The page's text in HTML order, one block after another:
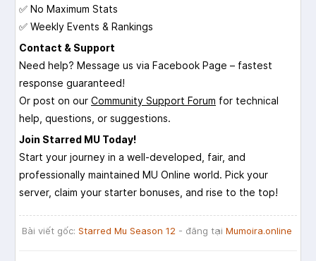
✅ No Maximum Stats
✅ Weekly Events & Rankings
Contact & Support
Need help? Message us via Facebook Page – fastest
response guaranteed!
Or post on our Community Support Forum for technical
help, questions, or suggestions.
Join Starred MU Today!
Start your journey in a well-developed, fair, and
professionally maintained MU Online world. Pick your
server, claim your starter bonuses, and rise to the top!
Bài viết gốc: Starred Mu Season 12 - đăng tại Mumoira.online